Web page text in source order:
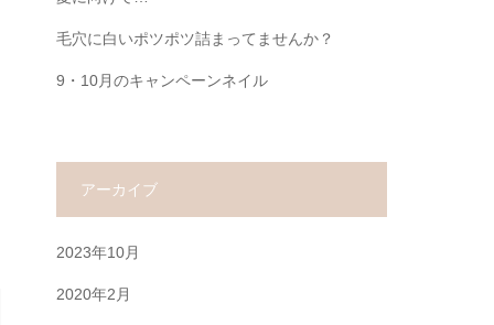
毛穴に白いポツポツ詰まってませんか？
9・10月のキャンペーンネイル
アーカイブ
2023年10月
2020年2月